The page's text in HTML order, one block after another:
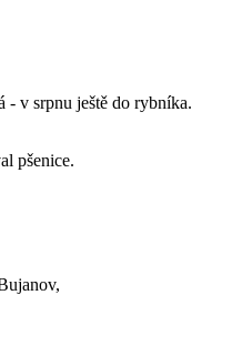
v srpnu ještě do rybníka.
pšenice.